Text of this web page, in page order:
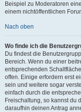
Beispiel zu Moderatoren
einem nichtöffentlichen
Nach oben
Wo finde ich die
Du findest die
Bereich. Wenn du einer
entsprechenden
offen. Einige erfordern erst
sein und weitere sogar
einfach durch die
Freischaltung, so kannst du
daraufhin deinen Antrag